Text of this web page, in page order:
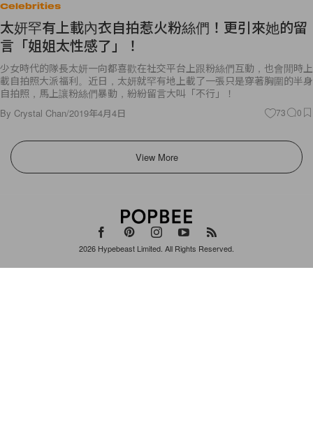
Celebrities
太妍罕有上載內衣自拍惹火粉絲們！更引來她的留
言「姐姐太性感了」！
少女時代的隊長太妍一向都喜歡在社交平台上跟粉絲們互動，也會閒時上
載自拍照大派福利。近日，太妍就罕有地上載了一張只是穿著胸圍的半身
自拍照，馬上讓粉絲們暴動，紛紛留言大叫「不行」！
By Crystal Chan/2019年4月4日 73 0
View More
2026 Hypebeast Limited . All Rights Reserved.